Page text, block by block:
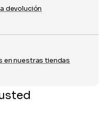
devolución
en nuestras tiendas